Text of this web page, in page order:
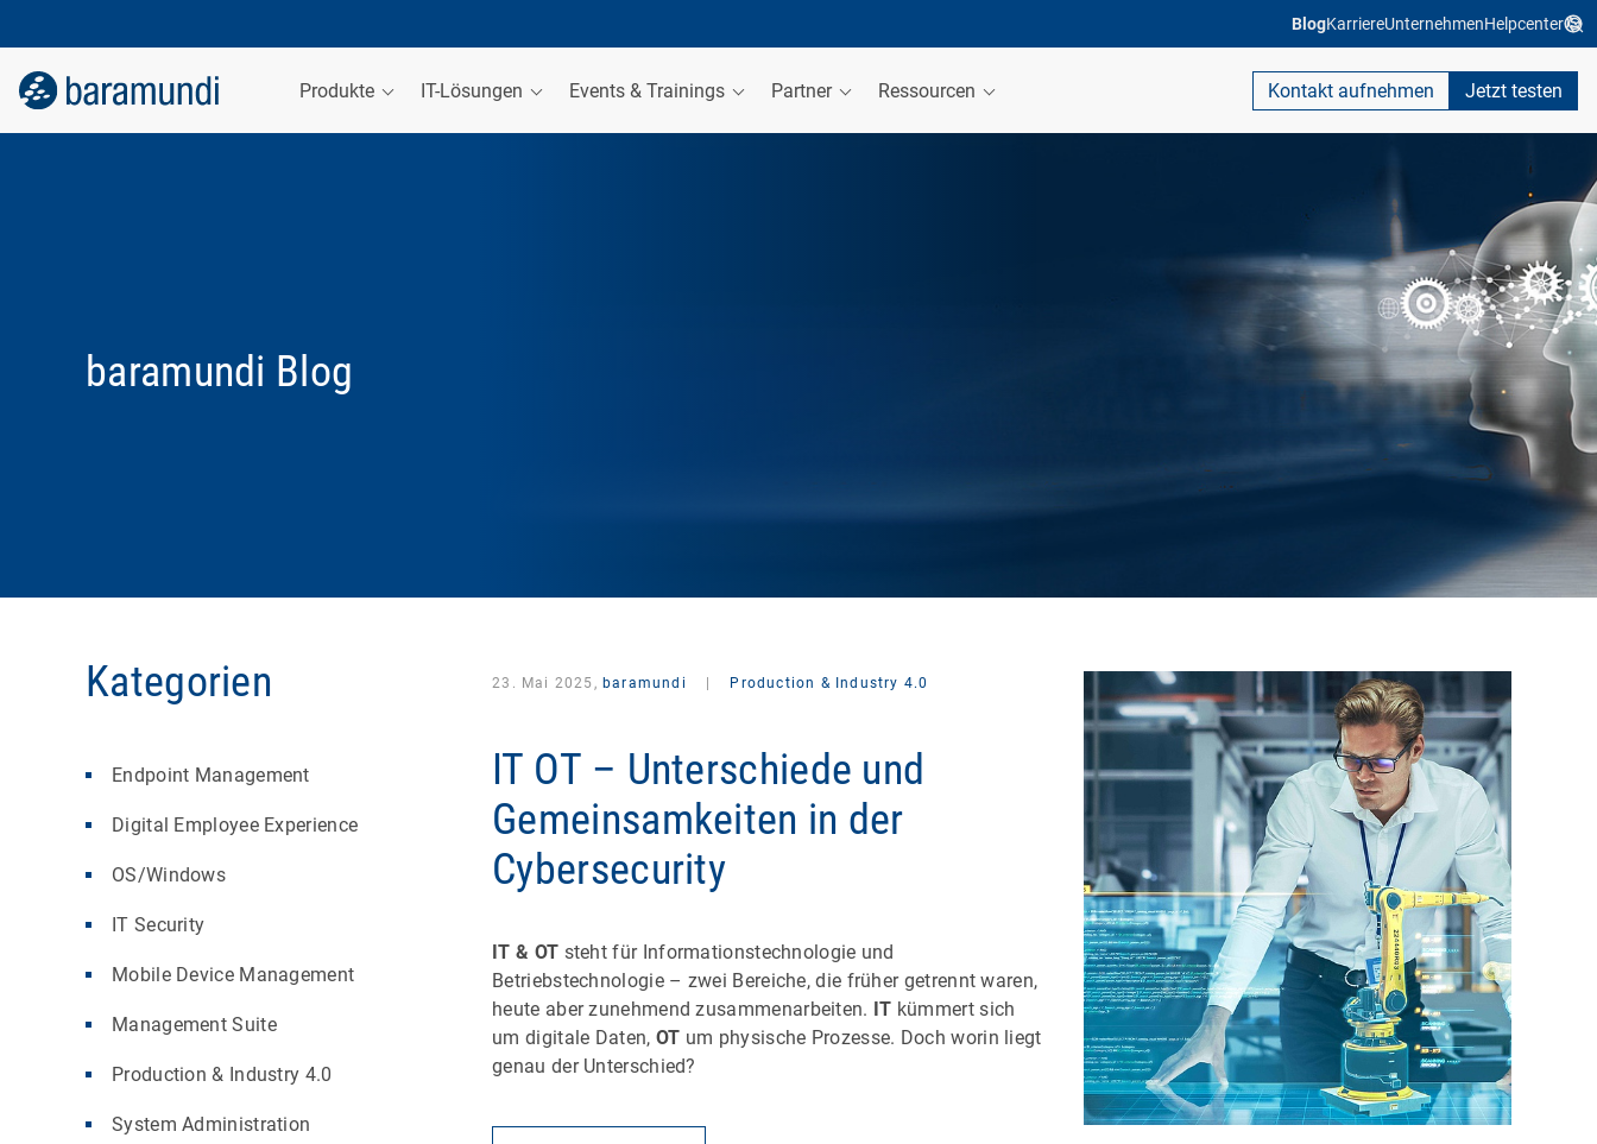
BlogKarriereUnternehmenHelpcenter
Produkte IT-Lösungen Events & Trainings Partner Ressourcen Kontakt aufnehmen Jetzt testen
baramundi Blog
Kategorien
Endpoint Management
Digital Employee Experience
OS/Windows
IT Security
Mobile Device Management
Management Suite
Production & Industry 4.0
System Administration
23. Mai 2025, baramundi Production & Industry 4.0
IT OT – Unterschiede und
Gemeinsamkeiten in der
Cybersecurity
IT & OT steht für Informationstechnologie und
Betriebstechnologie – zwei Bereiche, die früher getrennt waren,
heute aber zunehmend zusammenarbeiten. IT kümmert sich
um digitale Daten, OT um physische Prozesse. Doch worin liegt
genau der Unterschied?